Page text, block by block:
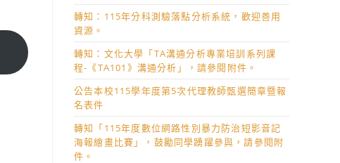
轉知：115年分科測驗落點分析系統，歡迎善用
資源。
轉知：文化大學「TA溝通分析專業培訓系列課
程-《TA101》溝通分析」，請參閱附件。
公告本校115學年度第5次代理教師甄選簡章暨報
名表件
轉知「115年度數位網路性別暴力防治短影音記
海報繪畫比賽」，鼓勵同學踴躍參與，請參閱附
件。